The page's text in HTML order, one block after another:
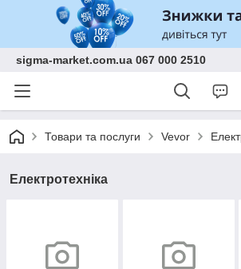
sigma-market.com.ua 067 000 2510
Товари та послуги Vevor
Електротехніка